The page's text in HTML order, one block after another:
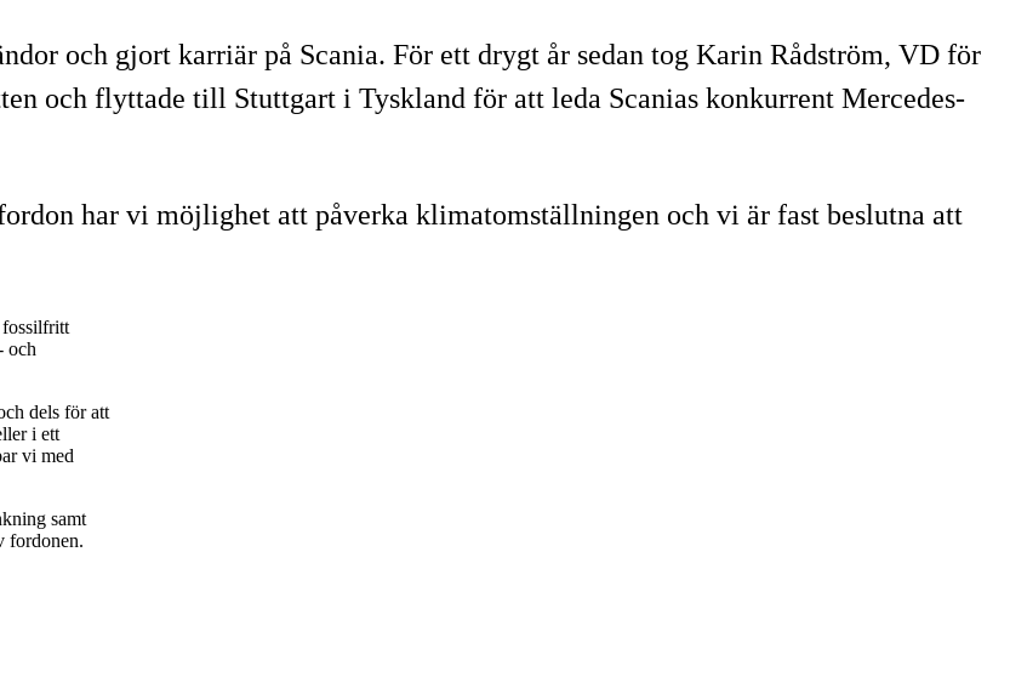
och gjort karriär på Scania. För ett drygt år sedan tog Karin Rådström, VD för
och flyttade till Stuttgart i Tyskland för att leda Scanias konkurrent Mercedes-
har vi möjlighet att påverka klimatomställningen och vi är fast beslutna att
fossilfritt
och
dels för att
i ett
vi med
samt
fordonen.